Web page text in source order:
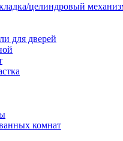
целиндровый
для дверей
комнат